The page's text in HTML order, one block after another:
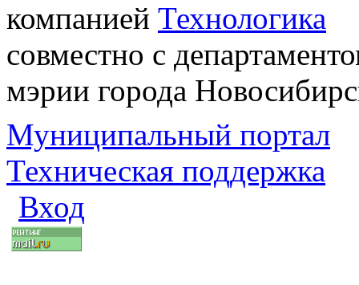
компанией Технологика
совместно с
мэрии города
Муниципальный портал
Техническая поддержка
Вход